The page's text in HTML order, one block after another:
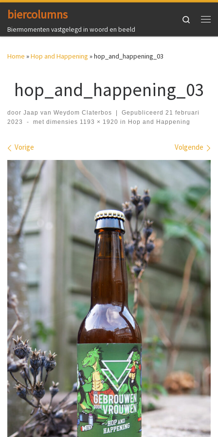
Ga naar inhoud
biercolumns
Biermomenten vastgelegd in woord en beeld
Search
Home »Hop and Happening »hop_and_happening_03
hop_and_happening_03
door Jaap van Weydom Claterbos Gepubliceerd 21 februari
2023
- met dimensies 1193 × 1920 in Hop and Happening
Afbeeldingen navigatie
Vorige Volgende